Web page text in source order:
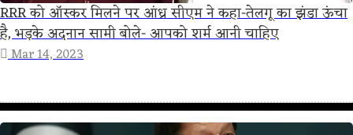
RRR को ऑस्कर मिलने पर आंध्र सीएम ने कहा-तेलगू का झंडा ऊंचा
है, भड़के अदनान सामी बोले- आपको शर्म आनी चाहिए
Mar 14, 2023